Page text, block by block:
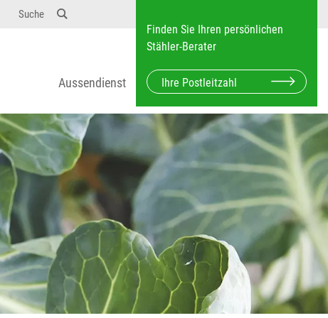
Suche
Finden Sie Ihren persönlichen
Stähler-Berater
Aussendienst